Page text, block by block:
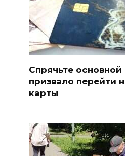
Спрячьте
призвало перейти
карты